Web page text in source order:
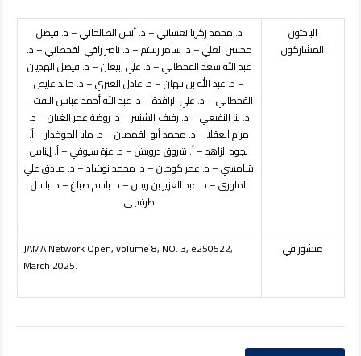
الباحثون
المشاركون
د. محمد زكريا نعساني – د. أنس الصالحاني – د. فيصل
محسن العلي – د. سامر رستم – د. ناصر راقي القحطاني – د.
عبد الله سعد القحطاني – د. علي ربيعان – د. فيصل الهديان
– د. عبد الله بن نبهان – د. عادل العنزي – د. خالد عايض
القحطاني – د. علي الرافدة – د. عبد الله أحمد عباس اللفت –
د. بنا النفيعي – د. رفيف الشنيبر – د. روضة عمر الغبان – د.
مرام العقلا – د. محمد أبو القمصان – د. مايا الجوخدار – أ.
نجود الزاهد – أ. شروق درويش – د. عزة سيوفي – أ. إيناس
شامسي – د. عمر كوجان – د. محمد نوشاد – د. صادق علي
الماوري – د. عبد العزيز بن ريس – د. باسم صباغ – د. باسل
طرقجي
منشور في
JAMA Network Open, volume 8, NO. 3, e250522,
March 2025.